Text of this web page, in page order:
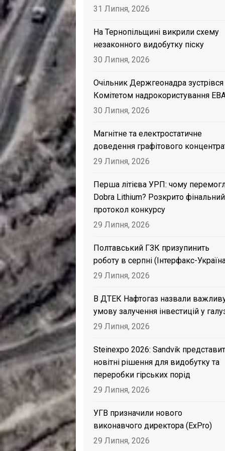
31 Липня, 2026
На Тернопільщині викрили схему
незаконного видобутку піску
30 Липня, 2026
Очільник Держгеонадра зустрівся
Комітетом надрокористування
30 Липня, 2026
Магнітне та електростатичне
доведення графітового
29 Липня, 2026
Перша літієва УРП: чому
Dobra Lithium? Розкрито фінальний
протокол конкурсу
29 Липня, 2026
Полтавський ГЗК призупинить
роботу в серпні (Інтерфакс-
29 Липня, 2026
В ДТЕК Нафтогаз назвали
умову залучення інвестицій у
29 Липня, 2026
Steinexpo 2026: Sandvik
новітні рішення для видобутку та
переробки гірських порід
29 Липня, 2026
УГВ призначили нового
виконавчого директора (ExPro)
29 Липня, 2026